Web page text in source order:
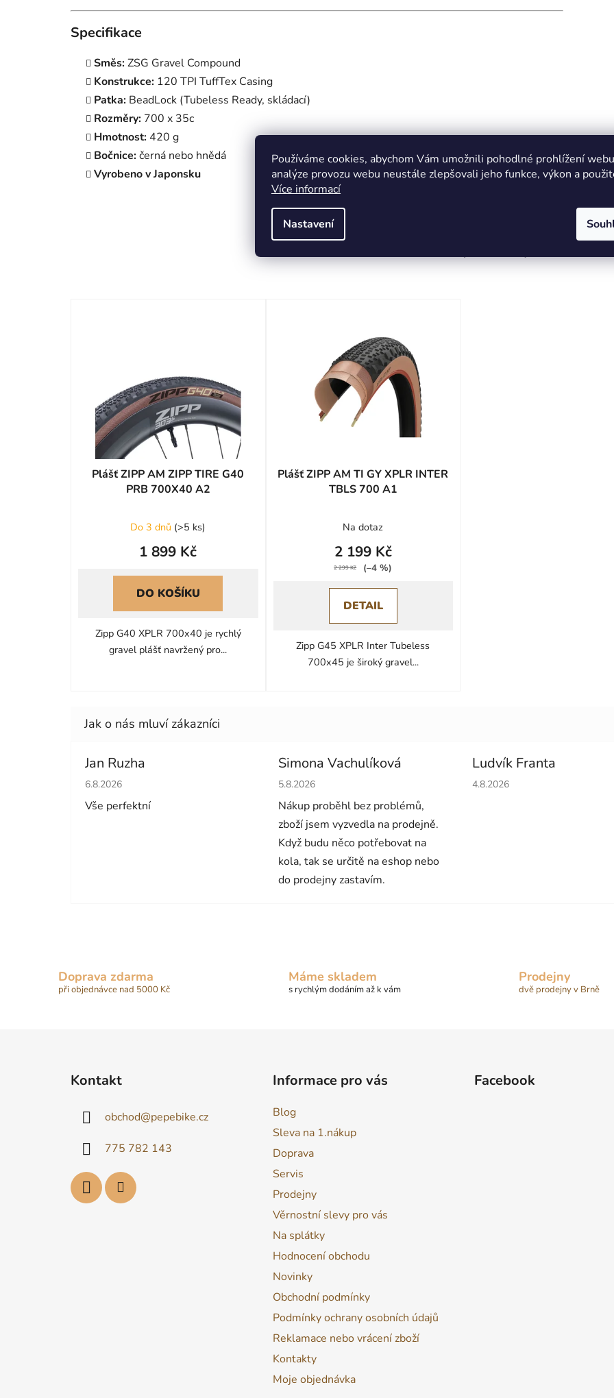
Používáme cookies, abychom Vám umožnili pohodlné prohlížení
analýze provozu webu neustále zlepšovali jeho funkce, výkon a
Více informací
Nastavení
Specifikace
Směs:ZSG Gravel Compound
Konstrukce: 120 TPI TuffTex Casing
Patka: BeadLock (Tubeless Ready, skládací)
Rozměry: 700 x 35c
Hmotnost: 420 g
Bočnice:černá nebo hnědá
Vyrobeno v Japonsku
Plášť ZIPP AM ZIPP TIRE G40
PRB 700X40 A2
Do 3 dnů (>5 ks)
1 899 Kč
DO KOŠÍKU
Zipp G40 XPLR 700x40 je rychlý
gravel plášť navržený pro...
Plášť ZIPP AM TI GY XPLR INTER
TBLS 700 A1
Na dotaz
2 199 Kč
2 299 Kč (–4 %)
DETAIL
Zipp G45 XPLR Inter Tubeless
700x45 je široký gravel...
Jan Ruzha
Hodnocení obchodu je 5 z 5 hvězdiček.
6.8.2026
Vše perfektní
Simona Vachulíková
Hodnocení obchodu je 5 z 5 hvězdiček.
5.8.2026
Nákup proběhl bez problémů,
zboží jsem vyzvedla na prodejně.
Když budu něco potřebovat na
kola, tak se určitě na eshop nebo
do prodejny zastavím.
Ludvík Franta
Hodnocení obchodu je 5 z 5
4.8.2026
Doprava zdarma
při objednávce nad 5000 Kč
Máme skladem
s rychlým dodáním až k vám
Prodejny
dvě prodejny v Brně
Kontakt
obchod@pepebike.cz
775 782 143
Informace pro vás
Blog
Sleva na 1.nákup
Doprava
Servis
Prodejny
Věrnostní slevy pro vás
Na splátky
Hodnocení obchodu
Novinky
Obchodní podmínky
Podmínky ochrany osobních údajů
Reklamace nebo vrácení zboží
Kontakty
Moje objednávka
Facebook